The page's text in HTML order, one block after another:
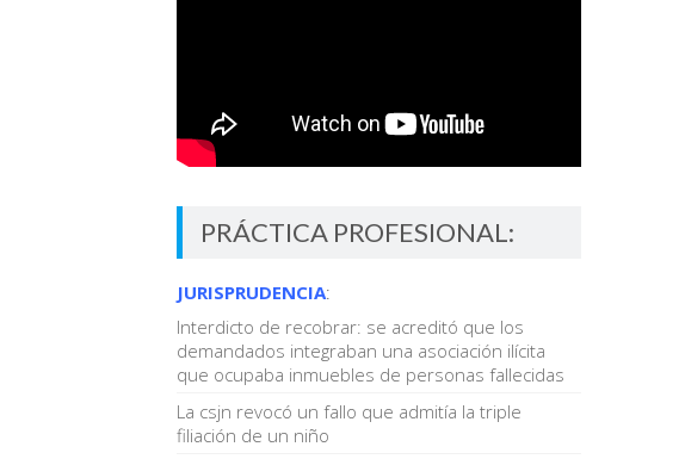
PRÁCTICA PROFESIONAL:
JURISPRUDENCIA:
Interdicto de recobrar: se acreditó que los
demandados integraban una asociación ilícita
que ocupaba inmuebles de personas fallecidas
La csjn revocó un fallo que admitía la triple
filiación de un niño